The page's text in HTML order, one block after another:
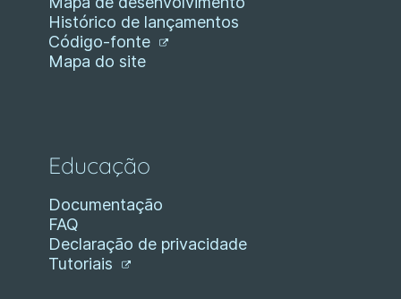
Histórico de lançamentos
Código-fonte
Mapa do site
Educação
Documentação
FAQ
Declaração de privacidade
Tutoriais